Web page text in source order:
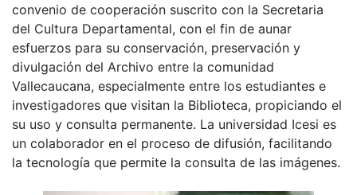
convenio de cooperación suscrito con la Secretaria
del Cultura Departamental, con el fin de aunar
esfuerzos para su conservación, preservación y
divulgación del Archivo entre la comunidad
Vallecaucana, especialmente entre los estudiantes e
investigadores que visitan la Biblioteca, propiciando el
su uso y consulta permanente. La universidad Icesi es
un colaborador en el proceso de difusión, facilitando
la tecnología que permite la consulta de las imágenes.